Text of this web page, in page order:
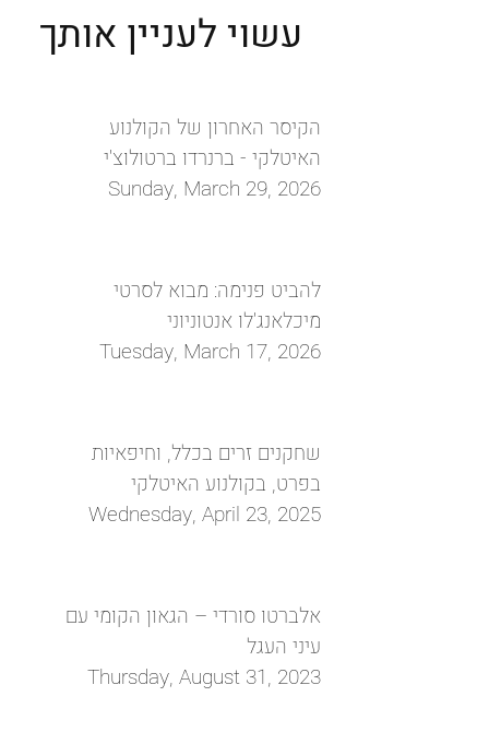
הקיסר האחרון של הקולנוע
האיטלקי - ברנרדו ברטולוצ'י
Sunday, March 29, 2026
להביט פנימה: מבוא לסרטי
מיכלאנג'לו אנטוניוני
Tuesday, March 17, 2026
שחקנים זרים בכלל, וחיפאיות
בפרט, בקולנוע האיטלקי
Wednesday, April 23, 2025
אלברטו סורדי – הגאון הקומי עם
עיני העגל
Thursday, August 31, 2023
עשוי לעניין אותך